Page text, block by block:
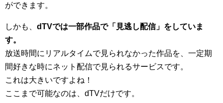
ができます。
しかも、 dTVでは一部作品で「見逃し配信」をしていま
す。
放送時間にリアルタイムで見られなかった作品を、一定期
間好きな時にネット配信で見られるサービスです。
これは大きいですよね！
ここまで可能なのは、dTVだけです。